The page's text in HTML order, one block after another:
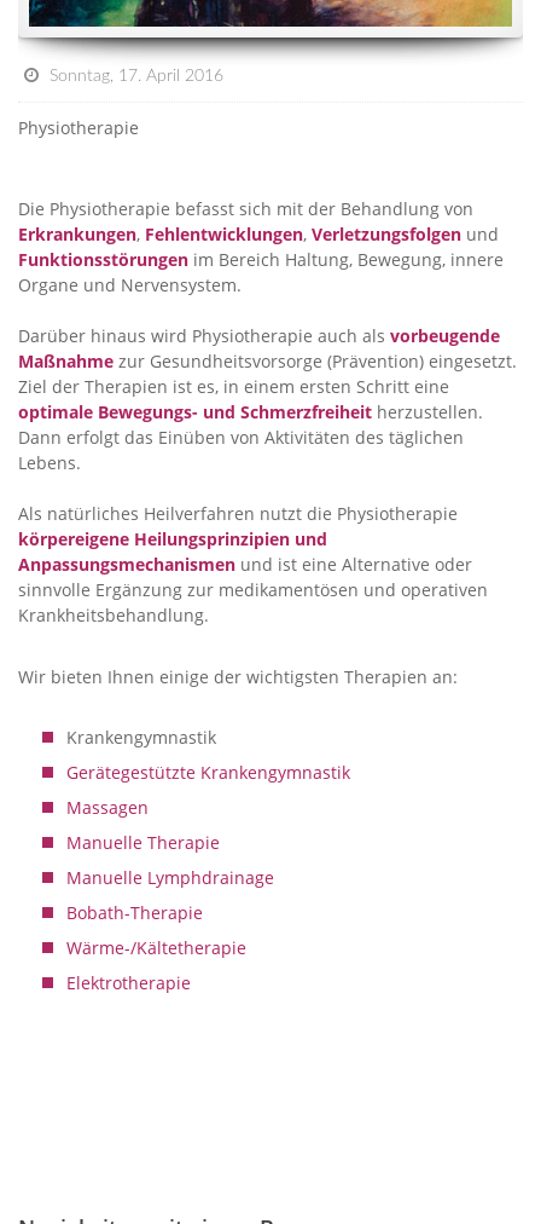
Sonntag, 17. April 2016
Physiotherapie
Die Physiotherapie befasst sich mit der Behandlung von
Erkrankungen, Fehlentwicklungen, Verletzungsfolgen und
Funktionsstörungen im Bereich Haltung, Bewegung, innere
Organe und Nervensystem.
Darüber hinaus wird Physiotherapie auch als vorbeugende
Maßnahme zur Gesundheitsvorsorge (Prävention) eingesetzt.
Ziel der Therapien ist es, in einem ersten Schritt eine
optimale Bewegungs- und Schmerzfreiheit herzustellen.
Dann erfolgt das Einüben von Aktivitäten des täglichen
Lebens.
Als natürliches Heilverfahren nutzt die Physiotherapie
körpereigene Heilungsprinzipien und
Anpassungsmechanismen und ist eine Alternative oder
sinnvolle Ergänzung zur medikamentösen und operativen
Krankheitsbehandlung.
Wir bieten Ihnen einige der wichtigsten Therapien an:
Krankengymnastik
Gerätegestützte Krankengymnastik
Massagen
Manuelle Therapie
Manuelle Lymphdrainage
Bobath-Therapie
Wärme-/Kältetherapie
Elektrotherapie